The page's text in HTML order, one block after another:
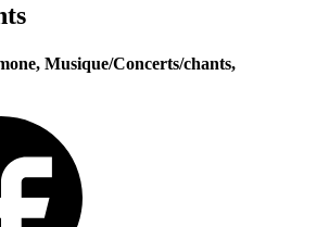
Musique/Concerts/chants,